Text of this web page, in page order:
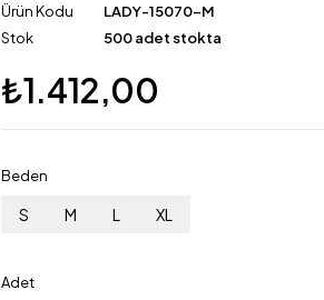
Ürün Kodu
LADY-15070-M
Stok
500 adet stokta
₺1.412,00
Beden
S M L XL
Adet